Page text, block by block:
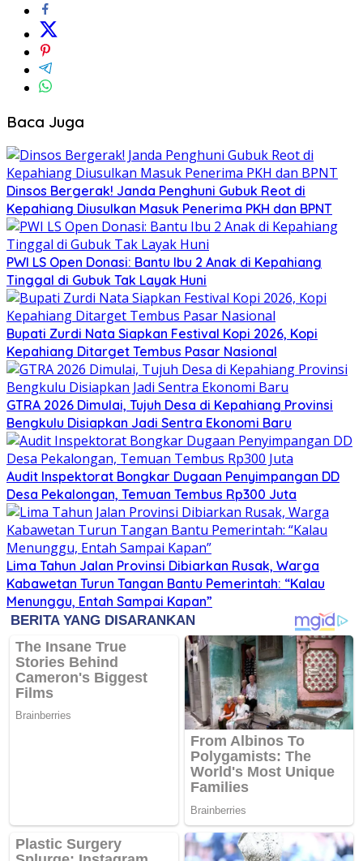
Baca Juga
Dinsos Bergerak! Janda Penghuni Gubuk Reot di
Kepahiang Diusulkan Masuk Penerima PKH dan BPNT
PWI LS Open Donasi: Bantu Ibu 2 Anak di Kepahiang
Tinggal di Gubuk Tak Layak Huni
Bupati Zurdi Nata Siapkan Festival Kopi 2026, Kopi
Kepahiang Ditarget Tembus Pasar Nasional
GTRA 2026 Dimulai, Tujuh Desa di Kepahiang Provinsi
Bengkulu Disiapkan Jadi Sentra Ekonomi Baru
Audit Inspektorat Bongkar Dugaan Penyimpangan DD
Desa Pekalongan, Temuan Tembus Rp300 Juta
Lima Tahun Jalan Provinsi Dibiarkan Rusak, Warga
Kabawetan Turun Tangan Bantu Pemerintah: “Kalau
Menunggu, Entah Sampai Kapan”